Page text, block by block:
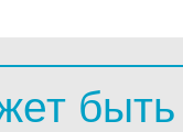
быть